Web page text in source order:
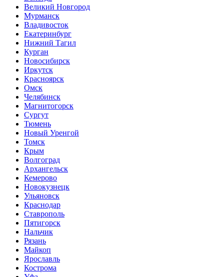
Великий Новгород
Мурманск
Владивосток
Екатеринбург
Нижний Тагил
Курган
Новосибирск
Иркутск
Красноярск
Омск
Челябинск
Магнитогорск
Сургут
Тюмень
Новый Уренгой
Томск
Крым
Волгоград
Архангельск
Кемерово
Новокузнецк
Ульяновск
Краснодар
Ставрополь
Пятигорск
Нальчик
Рязань
Майкоп
Ярославль
Кострома